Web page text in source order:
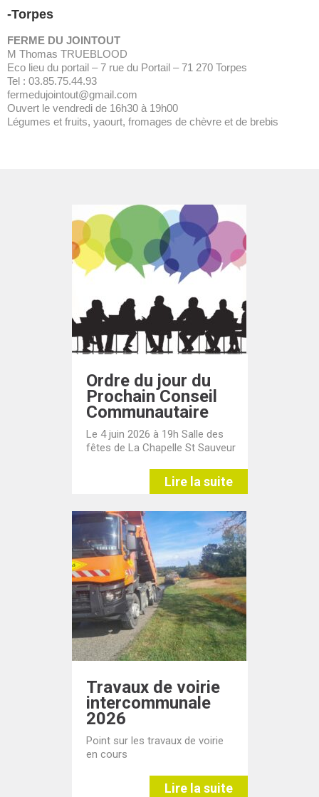
-Torpes
FERME DU JOINTOUT
M Thomas TRUEBLOOD
Eco lieu du portail – 7 rue du Portail – 71 270 Torpes
Tel : 03.85.75.44.93
fermedujointout@gmail.com
Ouvert le vendredi de 16h30 à 19h00
Légumes et fruits, yaourt, fromages de chèvre et de brebis
Ordre du jour du
Prochain Conseil
Communautaire
Le 4 juin 2026 à 19h Salle des
fêtes de La Chapelle St Sauveur
Lire la suite
Travaux de voirie
intercommunale
2026
Point sur les travaux de voirie
en cours
Lire la suite